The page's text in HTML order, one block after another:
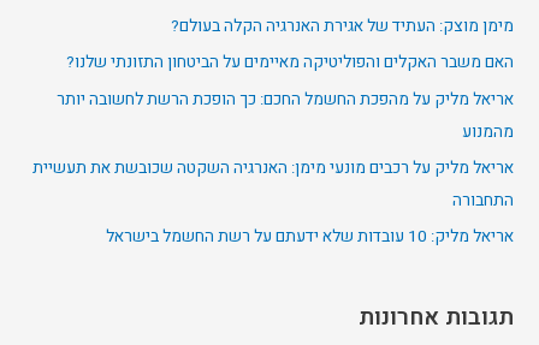
o
r
:
מימן מוצק: העתיד של אגירת האנרגיה הקלה בעולם?
האם משבר האקלים והפוליטיקה מאיימים על הביטחון התזונתי שלנו?
אריאל מליק על מהפכת החשמל החכם: כך הופכת הרשת לחשובה יותר
מהמנוע
אריאל מליק על רכבים מונעי מימן: האנרגיה השקטה שכובשת את תעשיית
התחבורה
אריאל מליק: 10 עובדות שלא ידעתם על רשת החשמל בישראל
תגובות אחרונות